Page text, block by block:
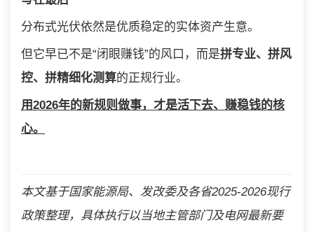
分布式光伏依然是优质稳定的实体资产生意。
但它早已不是“闭眼赚钱”的风口，而是拼专业、拼风
控、拼精细化测算的正规行业。
用2026年的新规则做事，才是活下去、赚稳钱的核
心。
本文基于国家能源局、发改委及各省2025-2026现行
政策整理，具体执行以当地主管部门及电网最新要